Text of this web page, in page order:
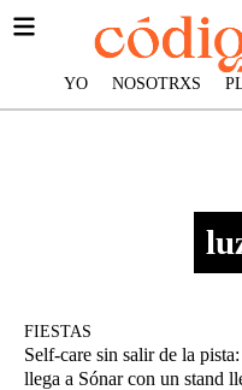
YO NOSOTRXS
FIESTAS
Self-care sin salir de la
llega a Sónar con un stand